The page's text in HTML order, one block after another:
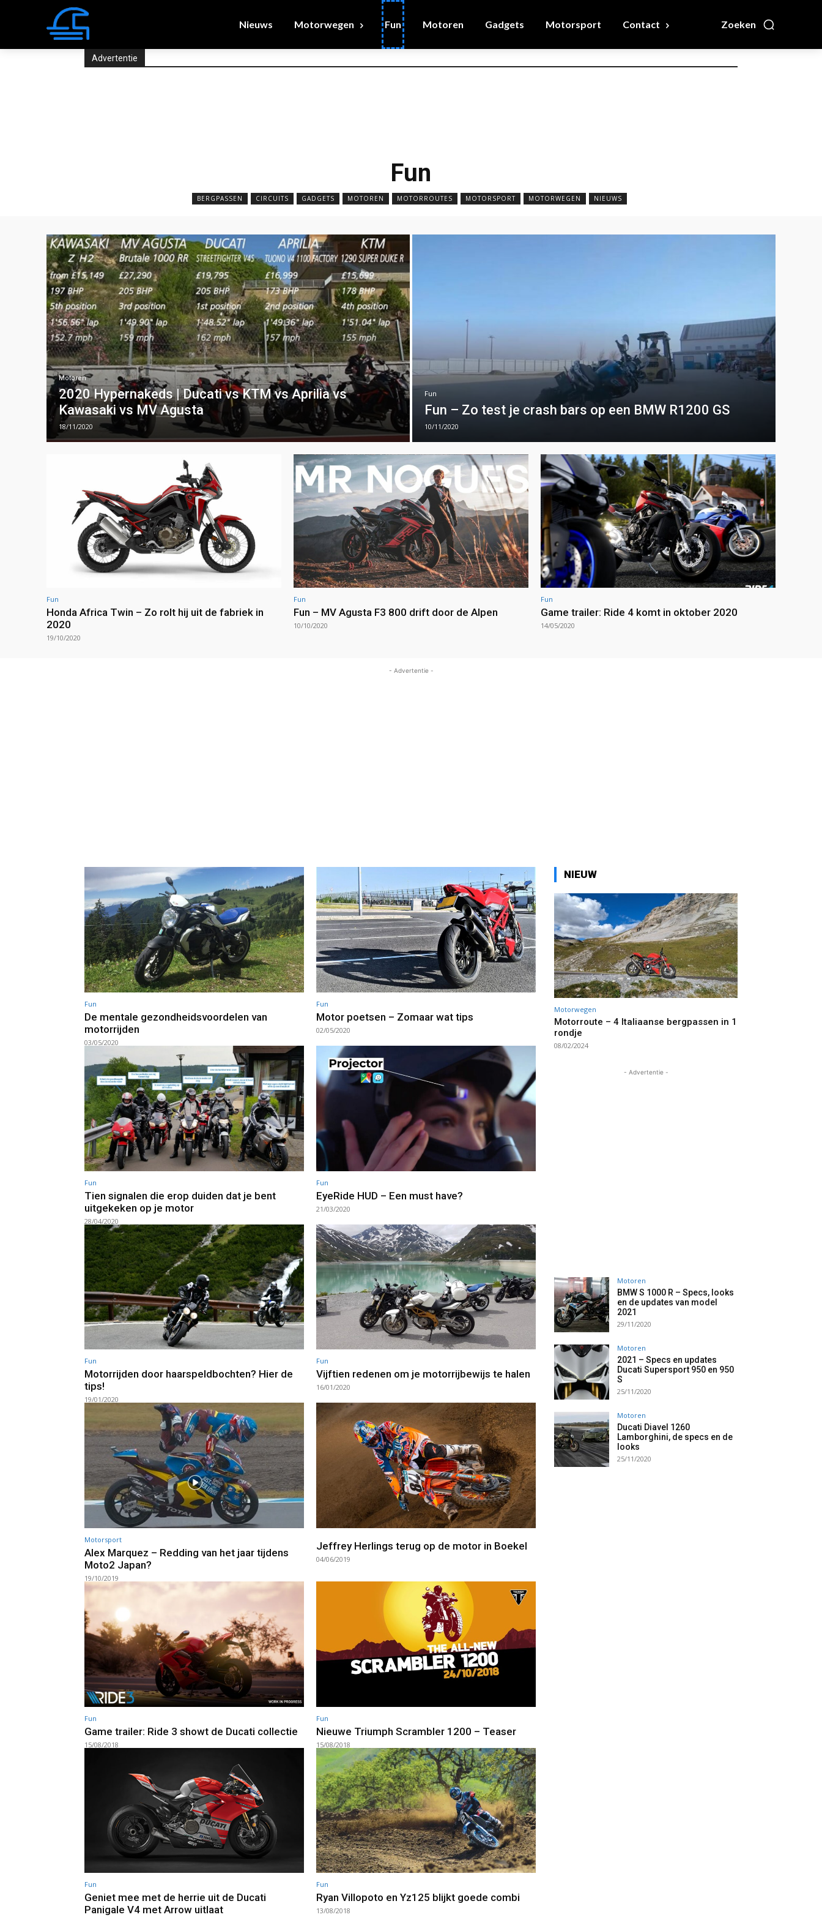
Zoeken
Nieuws Motorwegen Fun Motoren Gadgets Motorsport Contact
Advertentie
Fun
BERGPASSEN CIRCUITS GADGETS MOTOREN MOTORROUTES MOTORSPORT MOTORWEGEN NIEUWS
Motoren
2020 Hypernakeds | Ducati vs KTM vs Aprilia vs
Kawasaki vs MV Agusta
18/11/2020
Fun
Fun – Zo test je crash bars op een BMW R1200 GS
10/11/2020
Fun
Honda Africa Twin – Zo rolt hij uit de fabriek in
2020
19/10/2020
Fun
Fun – MV Agusta F3 800 drift door de Alpen
10/10/2020
Fun
Game trailer: Ride 4 komt in oktober 2020
14/05/2020
- Advertentie -
Fun
De mentale gezondheidsvoordelen van
motorrijden
03/05/2020
Fun
Motor poetsen – Zomaar wat tips
02/05/2020
Fun
Tien signalen die erop duiden dat je bent
uitgekeken op je motor
28/04/2020
Fun
EyeRide HUD – Een must have?
21/03/2020
Fun
Motorrijden door haarspeldbochten? Hier de
tips!
19/01/2020
Fun
Vijftien redenen om je motorrijbewijs te halen
16/01/2020
Motorsport
Alex Marquez – Redding van het jaar tijdens
Moto2 Japan?
19/10/2019
Jeffrey Herlings terug op de motor in Boekel
04/06/2019
Fun
Game trailer: Ride 3 showt de Ducati collectie
15/08/2018
Fun
Nieuwe Triumph Scrambler 1200 – Teaser
15/08/2018
Fun
Geniet mee met de herrie uit de Ducati
Panigale V4 met Arrow uitlaat
Fun
Ryan Villopoto en Yz125 blijkt goede combi
13/08/2018
NIEUW
Motorwegen
Motorroute – 4 Italiaanse bergpassen in 1
rondje
08/02/2024
- Advertentie -
Motoren
BMW S 1000 R – Specs, looks
en de updates van model
2021
29/11/2020
Motoren
2021 – Specs en updates
Ducati Supersport 950 en 950
S
25/11/2020
Motoren
Ducati Diavel 1260
Lamborghini, de specs en de
looks
25/11/2020